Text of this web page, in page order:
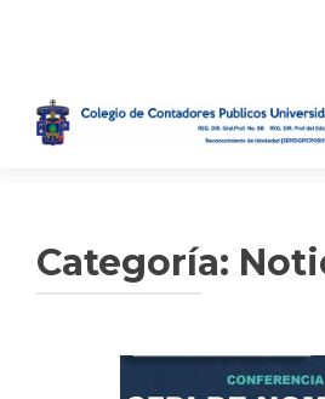
Categoría:
Navegación de